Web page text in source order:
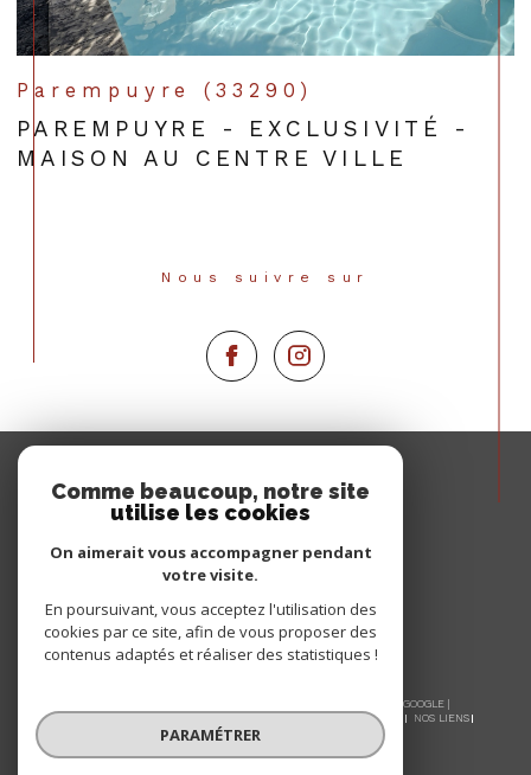
Parempuyre (33290)
PAREMPUYRE - EXCLUSIVITÉ -
MAISON AU CENTRE VILLE
Nous suivre sur
PROPRIÉTAIRE
Se connecter
© 2026 | TOUS DROITS RÉSERVÉS | TRADUCTION POWERED BY GOOGLE |
ADMIN
NOS LIENS
POLITIQUE RGPD
Comme beaucoup, notre site
utilise les cookies
On aimerait vous accompagner pendant
votre visite.
En poursuivant, vous acceptez l'utilisation des
cookies par ce site, afin de vous proposer des
contenus adaptés et réaliser des statistiques !
PARAMÉTRER